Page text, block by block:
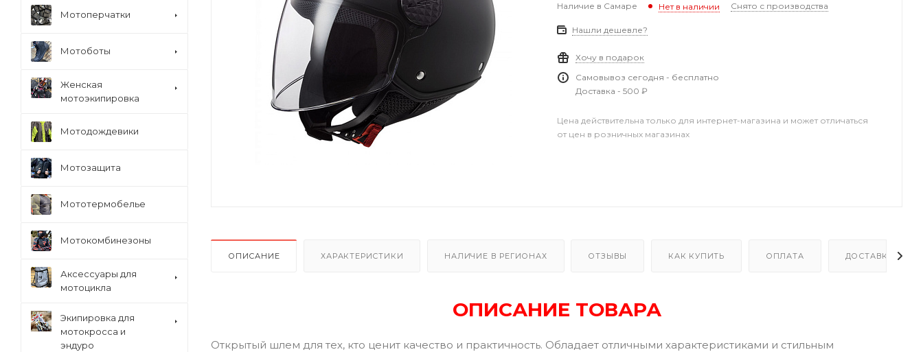
Наличие в Самаре Нет в наличии Снято с производства
Нашли дешевле?
Хочу в подарок
Самовывоз сегодня - бесплатно
Доставка - 500 ₽
Цена действительна только для интернет-магазина и может отличаться
от цен в розничных магазинах
ОПИСАНИЕ ХАРАКТЕРИСТИКИ НАЛИЧИЕ В РЕГИОНАХ ОТЗЫВЫ КАК КУПИТЬ ОПЛАТА ДОСТАВКА
ОПИСАНИЕ ТОВАРА
Открытый шлем для тех, кто ценит качество и практичность. Обладает отличными характеристиками и стильным
Мотоперчатки
Мотоботы
Женская
мотоэкипировка
Мотодождевики
Мотозащита
Мототермобелье
Мотокомбинезоны
Аксессуары для
мотоцикла
Экипировка для
мотокросса и
эндуро